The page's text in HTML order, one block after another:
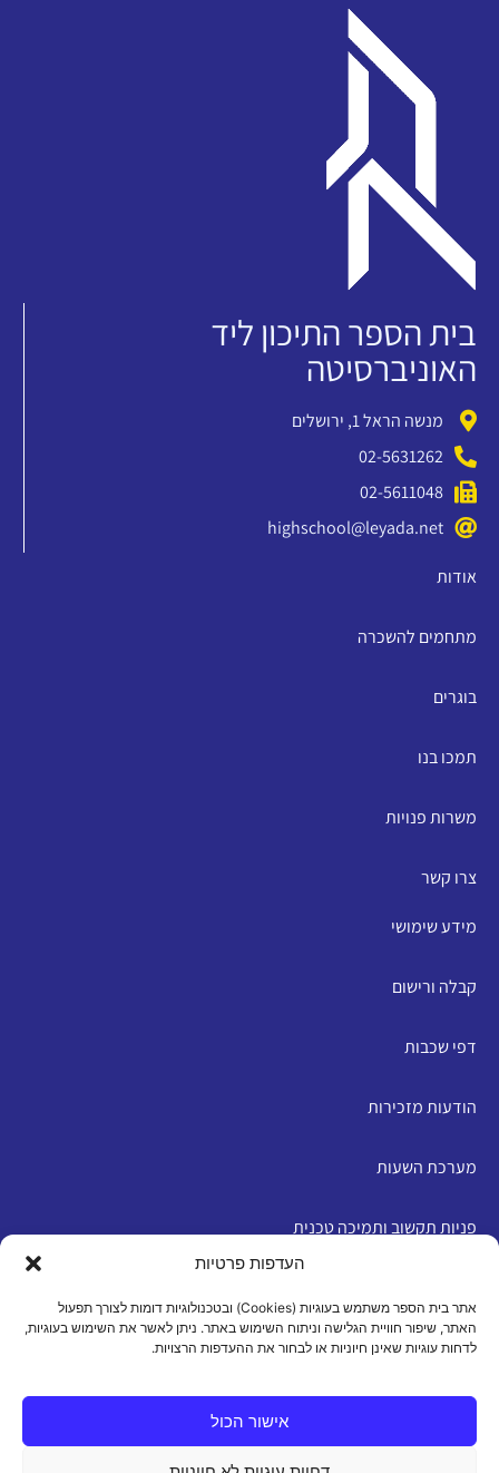
העדפות פרטיות
אתר בית הספר משתמש בעוגיות (Cookies) ובטכנולוגיות דומות לצורך תפעול
האתר, שיפור חוויית הגלישה וניתוח השימוש באתר. ניתן לאשר את השימוש בעוגיות,
לדחות עוגיות שאינן חיוניות או לבחור את ההעדפות הרצויות.
אישור הכול
בית הספר התיכון ליד
האוניברסיטה
מנשה הראל 1, ירושלים
02-5631262
02-5611048
highschool@leyada.net
אודות
מתחמים להשכרה
בוגרים
תמכו בנו
משרות פנויות
צרו קשר
מידע שימושי
קבלה ורישום
דפי שכבות
הודעות מזכירות
מערכת השעות
פניות תקשוב ותמיכה טכנית
מדיניות פרטיות|תנאי שימוש|הצהרת נגישות|מדיניות
עוגיות